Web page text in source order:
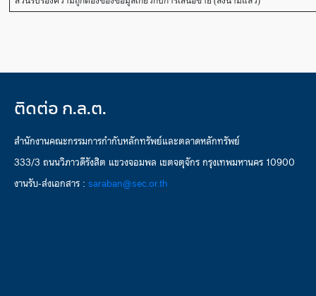
ติดต่อ ก.ล.ต.
สำนักงานคณะกรรมการกำกับหลักทรัพย์และตลาดหลักทรัพย์
333/3 ถนนวิภาวดีรังสิต แขวงจอมพล เขตจตุจักร กรุงเทพมหานคร 10900
งานรับ-ส่งเอกสาร : saraban@sec.or.th